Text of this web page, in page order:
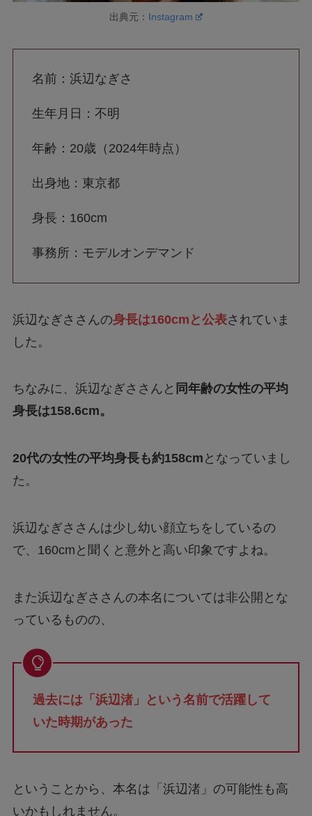
出典元： Instagram
名前：浜辺なぎさ
生年月日：不明
年齢：20歳（2024年時点）
出身地：東京都
身長：160cm
事務所：モデルオンデマンド
浜辺なぎささんの身長は160cmと公表されていま
した。
ちなみに、浜辺なぎささんと 同年齢の女性の平均
身長は158.6cm。
20代の女性の平均身長も約158cm となっていまし
た。
浜辺なぎささんは少し幼い顔立ちをしているの
で、160cmと聞くと意外と高い印象ですよね。
また浜辺なぎささんの本名については非公開とな
っているものの、
過去には「浜辺渚」という名前で活躍して
いた時期があった
ということから、本名は「浜辺渚」の可能性も高
いかもしれません。